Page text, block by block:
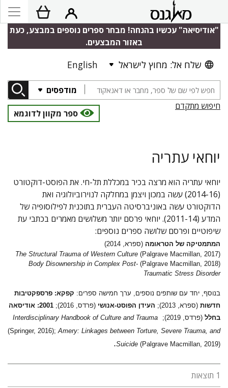
"אודיסיאה" עכשיו בהנחה! מבחר ספרים נוספים במבצע, כעת
באזור המבצעים.
שלח אל: מחוץ לישראל English
מודפסים
חיפוש מתקדם
ספר מקוון לדוגמא
יוחאי עתריה
יוחאי עתריה הוא מרצה בכיר במכללת תל-חי. את הפוסט-דוקטורט
(2014-16) עשה במכון ויצמן במחלקה לנוירוביולוגיה ואת
הדוקטורט עשה באוניברסיטה העברית בתוכנית לפילוסופיה של
המדע (2011-14). יוחאי פרסם יותר משלושים מאמרים בכתבי עת
שיפוטיים ופרסם שלושה ספרים נוספים:
המתמטיקה של הטראומה (ספרא, 2014)
(Palgrave Macmillan, 2017)
The Structural Trauma of Western Culture
(Palgrave Macmillan, 2018)
Body Disownership in Complex Post-
Traumatic Stress Disorder
בנוסף, יחד עם שותפים נוספים, ערך חמישה ספרים: קפקא: פרספקטיבות
חדשות (ספרא, 2013); העידן הפוסט-אנושי (פרדס, 2016);
2001: אודיסאה
בחלל (פרדס, 2019); Interdisciplinary Handbook of Culture and Trauma
(Springer, 2016);Amery: Linkages between Torture, Severe Trauma, and
Suicide (Palgrave Macmillan, 2019)
.
1 תוצאות